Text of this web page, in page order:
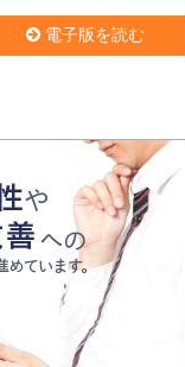
電子版を読む